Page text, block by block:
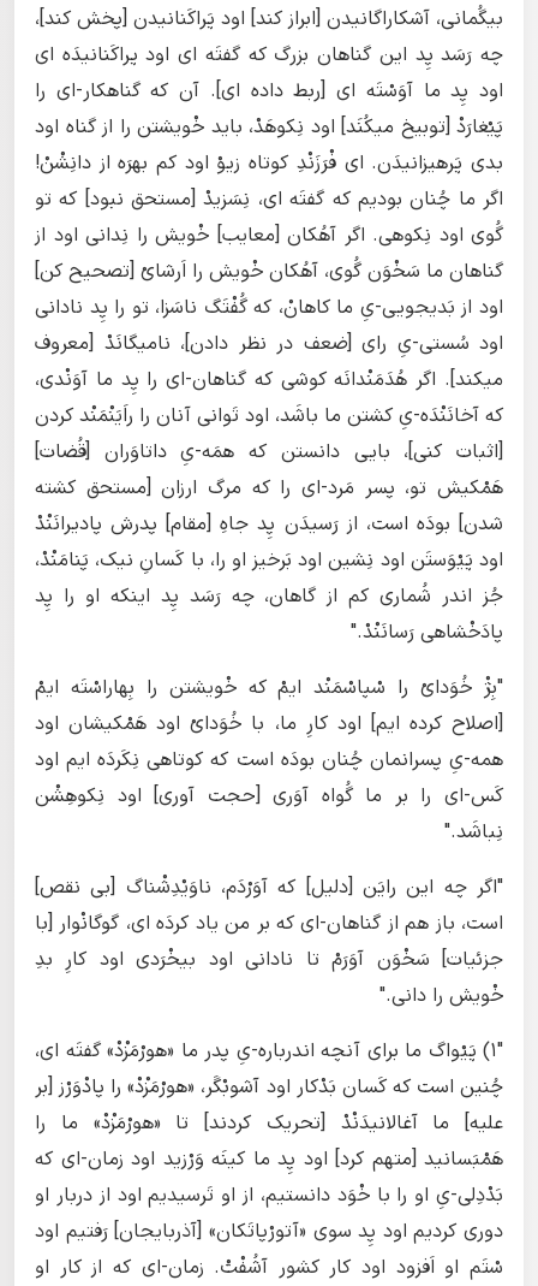
بیگُمانی، آشکاراگانیدن [ابراز کند] اود پَراکَنانیدن [پخش کند]،
چه رَسَد پِد این گناهان بزرگ که گفتَه‌ ای اود پراکَنانیدَه‌ ای
اود پِد ما آوَسْتَه ‌ای [ربط داده ای]. آن که گناهکار-ای را
پَیْغارَدْ [توبیخ میکُنَد] اود نِکوهَدْ، باید خْویشتن را از گناه اود
بدی پَرهیزانیدَن. ای فْرَزَنْدِ کوتاه زیوْ اود کم بهرَه از دانِشْنْ!
اگر ما چُنان بودیم که گفتَه‌ ای، نِسَزیدْ [مستحق نبود] که تو
گُوی اود نِکوهی. اگر آهُکان [معایب] خْویش را نِدانی اود از
گناهان ما سَخْوَن گُوی، آهُکان خْویش را اَرشایْ [تصحیح کن]
اود از بَدیجویی-یِ ما کاهانْ، که گُفْتَگ ناسَزا، تو را پِد نادانی
اود سُستی-یِ رای [ضعف در نظر دادن]، نامیگانَدْ [معروف
میکند]. اگر هُدَمَنْدانَه کوشی که گناهان-ای را پِد ما آوَنْدی،
که آخانَنْدَه-یِ کشتن ما باشَد، اود تَوانی آنان را راَیَنْمَنْد کردن
[اثبات کنی]، بایی دانستن که همَه-یِ داتاوَران [قُضات]
هَمْکیش تو، پسر مَرد-ای را که مرگ ارزان [مستحق کشته
شدن] بودَه است، از رَسیدَن پِد جاهِ [مقام] پدرش پادیرانَنْدْ
اود پَیْوَستَن اود نِشین اود بَرخیز او را، با کَسانِ نیک، پَنامَنْدْ،
جُز اندر شُماری کم از گاهان، چه رَسَد پِد اینکه او را پِد
پادَخْشاهی رَسانَنْدْ."
"بِژْ خُوَدایْ را سْپاسْمَنْد ایمْ که خْویشتن را بِهاراسْتَه ایمْ
[اصلاح کرده ایم] اود کارِ ما، با خُوَدایْ اود هَمْکیشان اود
همه-یِ پسرانمان چُنان بودَه است که کوتاهی نِکَردَه‌ ایم اود
کَس-ای را بر ما گُواه آوَری [حجت آوری] اود نِکوهِشْن
نِباشَد."
"اگر چه این رایَن [دلیل] که آوَرْدَم، ناوَیْدِشْناگ [بی نقص]
است، باز هم از گناهان-ای که بر من یاد کردَه‌ ای، گوگانْوار [با
جزئیات] سَخْوَن آوَرَمْ تا نادانی اود بیخْرَدی اود کارِ بدِ
خْویش را دانی."
"۱) پَیْواگ ما برای آنچه اندرباره-یِ پدر ما «هورْمَزْدْ» گفتَه‌ ای،
چُنین است که کَسان بَدْکار اود آشوبْگَر، «هورْمَزْدْ» را پادْوَرْز [بر
علیه] ما آغالانیدَنْدْ [تحریک کردند] تا «هورْمَزْدْ» ما را
هَمْبَسانید [متهم کرد] اود پِد ما کینَه وَرْزید اود زمان-ای که
بَدْدِلی-یِ او را با خْوَد دانستیم، از او تَرسیدیم اود از دربار او
دوری کردیم اود پِد سوی «آتورْپاتَکان» [آذربایجان] رَفتیم اود
سْتَم او اَفزود اود کار کشور آشُفْتْ. زمان-ای که از کار او